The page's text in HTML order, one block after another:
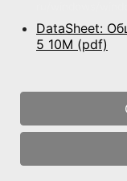
DataSheet:
5 10M (pdf)